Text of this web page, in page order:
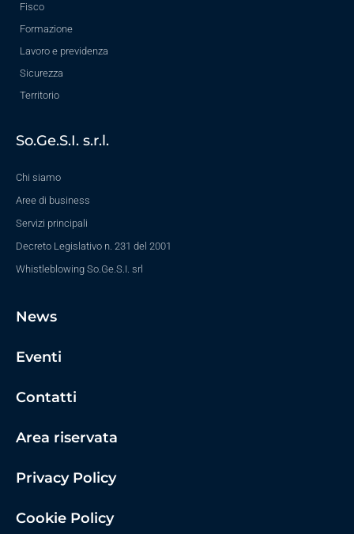
Fisco
Formazione
Lavoro e previdenza
Sicurezza
Territorio
So.Ge.S.I. s.r.l.
Chi siamo
Aree di business
Servizi principali
Decreto Legislativo n. 231 del 2001
Whistleblowing So.Ge.S.I. srl
News
Eventi
Contatti
Area riservata
Privacy Policy
Cookie Policy